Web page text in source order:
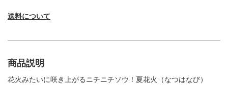
送料について
商品説明
花火みたいに咲き上がるニチニチソウ！夏花火（なつはなび）